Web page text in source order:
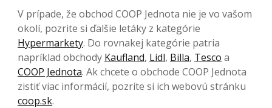
V prípade, že obchod COOP Jednota nie je vo vašom
okolí, pozrite si ďalšie letáky z kategórie
Hypermarkety. Do rovnakej kategórie patria
napríklad obchody Kaufland, Lidl, Billa, Tesco a
COOP Jednota. Ak chcete o obchode COOP Jednota
zistiť viac informácií, pozrite si ich webovú stránku
coop.sk.